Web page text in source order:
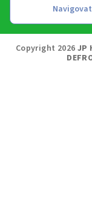
Copyright 2026 JP